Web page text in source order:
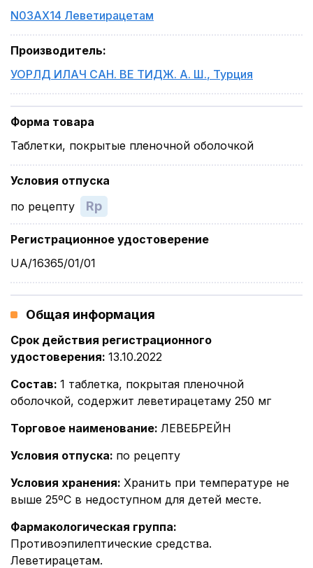
N03AX14 Леветирацетам
Производитель:
УОРЛД ИЛАЧ САН. ВЕ ТИДЖ. А. Ш., Турция
Форма товара
Таблетки, покрытые пленочной оболочкой
Условия отпуска
по рецепту
Rp
Регистрационное удостоверение
UA/16365/01/01
Общая информация
Срок действия регистрационного
удостоверения: 13.10.2022
Состав: 1 таблетка, покрытая пленочной
оболочкой, содержит леветирацетаму 250 мг
Торговое наименование: ЛЕВЕБРЕЙН
Условия отпуска: по рецепту
Условия хранения: Хранить при температуре не
выше 25ºC в недоступном для детей месте.
Фармакологическая группа:
Противоэпилептические средства.
Леветирацетам.